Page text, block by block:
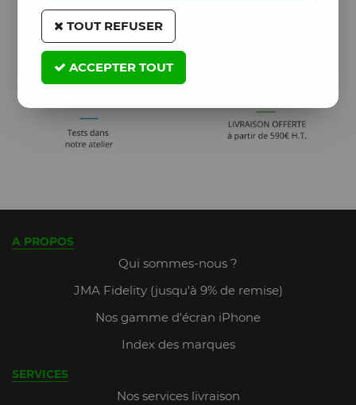
A PROPOS
Qui sommes-nous ?
JMA Fidelity (jusqu'à 9% de remise)
Nos gamme d'écran iPhone
Index des marques
SERVICES
Nos services livraison
TOUT REFUSER
ACCEPTER TOUT